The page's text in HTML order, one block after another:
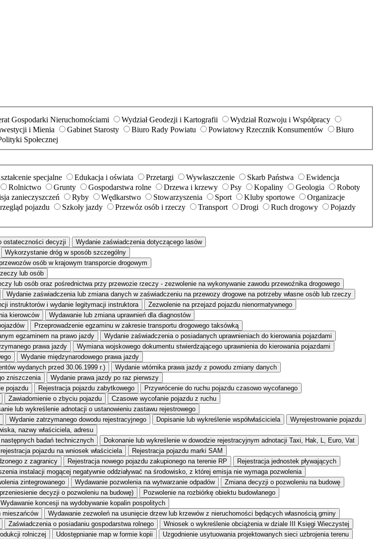
Gospodarki Nieruchomościami Wydział Geodezji i Kartografii
Wydział Rozwoju i Współpracy
i Mienia Gabinet Starosty Biuro Rady Powiatu Powiatowy Rzecznik Konsumentów
Biuro
Społecznej
specjalne Edukacja i oświata Przetargi Wywłaszczenie Skarb Państwa
Ewidencja
Rolnictwo Grunty Gospodarstwa rolne Drzewa i krzewy Psy Kopaliny Geologia
Roboty
zanieczyszczeń Ryby Wędkarstwo Stowarzyszenia Sport Kluby sportowe
Organizacje
pojazdu Szkoły jazdy Przewóz osób i rzeczy Transport Drogi Ruch drogowy
Pojazdy
ostateczności decyzji
Wydanie zaświadczenia dotyczącego lasów
Wykorzystanie dróg w sposób szczególny
osób w krajowym transporcie drogowym
lub osób
lub osób oraz pośrednictwa przy przewozie rzeczy - zezwolenie na wykonywanie zawodu przewoźnika drogowego
Wydanie zaświadczenia lub zmiana danych w zaświadczeniu na przewozy drogowe na potrzeby własne osób lub rzeczy
instruktorów i wydanie legitymacji instruktora
Zezwolenie na przejazd pojazdu nienormatywnego
kierowców
Wydawanie lub zmiana uprawnień dla diagnostów
Przeprowadzenie egzaminu w zakresie transportu drogowego taksówką
egzaminem na prawo jazdy
Wydanie zaświadczenia o posiadanych uprawnieniach do kierowania pojazdami
prawa jazdy
Wymiana wojskowego dokumentu stwierdzającego uprawnienia do kierowania pojazdami
Wydanie międzynarodowego prawa jazdy
wydanych przed 30.06.1999 r.)
Wydanie wtórnika prawa jazdy z powodu zmiany danych
zniszczenia
Wydanie prawa jazdy po raz pierwszy
pojazdu
Rejestracja pojazdu zabytkowego
Przywrócenie do ruchu pojazdu czasowo wycofanego
Zawiadomienie o zbyciu pojazdu
Czasowe wycofanie pojazdu z ruchu
lub wykreślenie adnotacji o ustanowieniu zastawu rejestrowego
Wydanie zatrzymanego dowodu rejestracyjnego Dopisanie lub wykreślenie współwłaściciela
Wyrejestrowanie pojazdu
nazwy właściciela, adresu
badań technicznych
Dokonanie lub wykreślenie w dowodzie rejestracyjnym adnotacji Taxi, Hak, L, Euro, Vat
pojazdu na wniosek właściciela
Rejestracja pojazdu marki SAM
z zagranicy Rejestracja nowego pojazdu zakupionego na terenie RP
Rejestracja jednostek pływających
instalacji mogącej negatywnie oddziaływać na środowisko, z której emisja nie wymaga pozwolenia
zintegrowanego Wydawanie pozwolenia na wytwarzanie odpadów
Zmiana decyzji o pozwoleniu na budowę
decyzji o pozwoleniu na budowę)
Pozwolenie na rozbiórkę obiektu budowlanego
Wydawanie koncesji na wydobywanie kopalin pospolitych
mieszańców
Wydawanie zezwoleń na usunięcie drzew lub krzewów z nieruchomości będących własnością gminy
Zaświadczenia o posiadaniu gospodarstwa rolnego
Wniosek o wykreślenie obciążenia w dziale III Księgi Wieczystej
rolniczej Udostępnianie map w formie kopii
Uzgodnienie usytuowania projektowanych sieci uzbrojenia terenu